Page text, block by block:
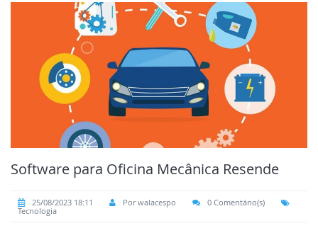
Software para Oficina Mecânica Resende
25/08/2023 18:11 Por walacespo
0 Comentário(s)
Tecnologia